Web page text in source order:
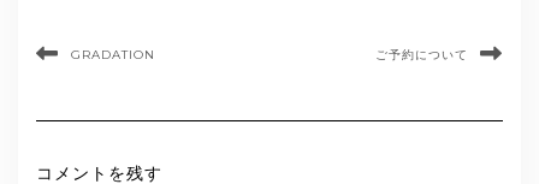
GRADATION ご予約について
コメントを残す